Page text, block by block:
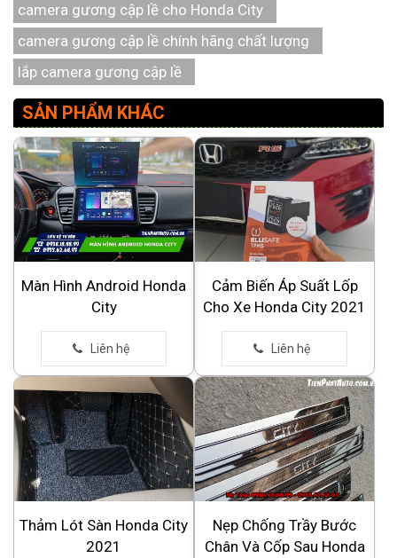
camera gương cập lề cho Honda City
camera gương cập lề chính hãng chất lượng
lắp camera gương cập lề
SẢN PHẨM KHÁC
Màn Hình Android Honda
City
Cảm Biến Áp Suất Lốp
Cho Xe Honda City 2021
Thảm Lót Sàn Honda City
2021
Nẹp Chống Trầy Bước
Chân Và Cốp Sau Honda